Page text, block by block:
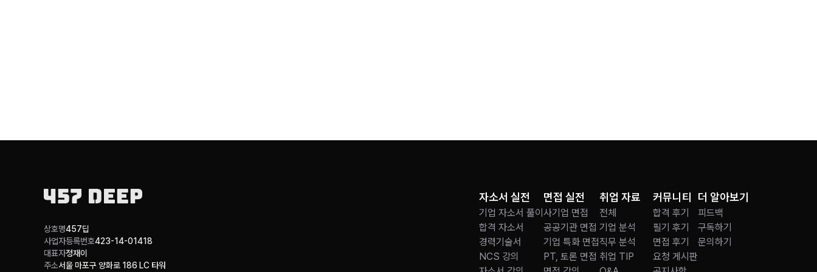
상호명457딥
사업자등록번호423-14-01418
대표자정재이
주소서울 마포구 양화로 186 LC 타워
자소서 실전
기업 자소서 풀이
합격 자소서
경력기술서
NCS 강의
면접 실전
사기업 면접
공공기관 면접
기업 특화 면접
PT, 토론 면접
취업 자료
전체
기업 분석
직무 분석
취업 TIP
커뮤니티
합격 후기
필기 후기
면접 후기
요청 게시판
더 알아보기
피드백
구독하기
문의하기